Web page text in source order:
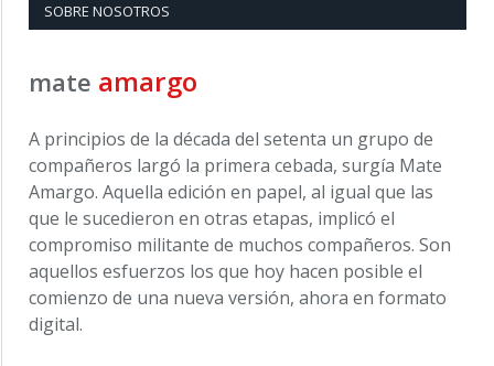
SOBRE NOSOTROS
mate amargo
A principios de la década del setenta un grupo de
compañeros largó la primera cebada, surgía Mate
Amargo. Aquella edición en papel, al igual que las
que le sucedieron en otras etapas, implicó el
compromiso militante de muchos compañeros. Son
aquellos esfuerzos los que hoy hacen posible el
comienzo de una nueva versión, ahora en formato
digital.